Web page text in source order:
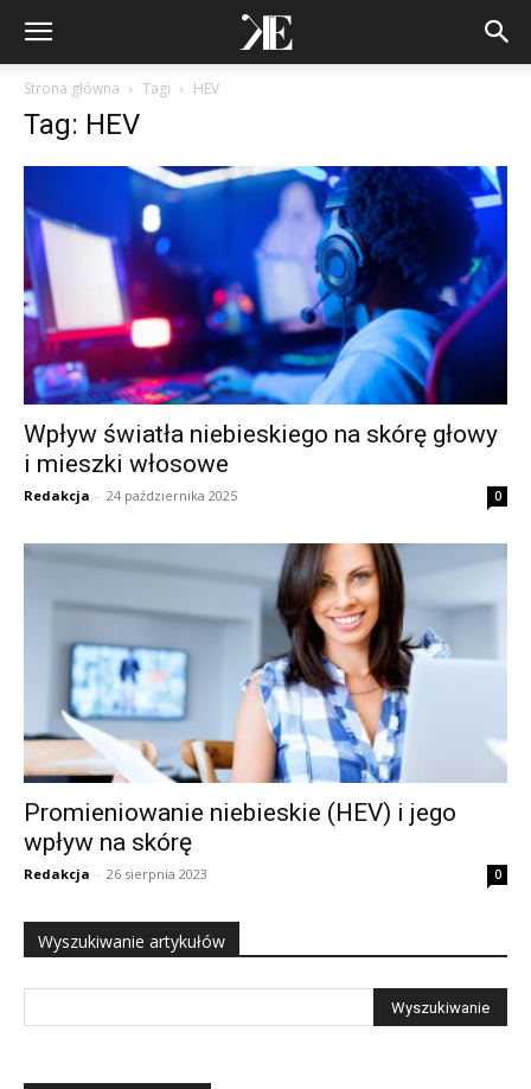
Strona główna Tagi HEV
Tag: HEV
Wpływ światła niebieskiego na skórę głowy
i mieszki włosowe
Redakcja - 24 października 2025 0
Promieniowanie niebieskie (HEV) i jego
wpływ na skórę
Redakcja - 26 sierpnia 2023 0
Wyszukiwanie artykułów